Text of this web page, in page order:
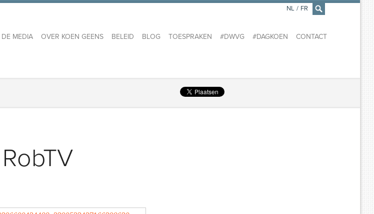
×
DE MEDIA OVER KOEN GEENS BELEID BLOG TOESPRAKEN #DWVG #DAGKOEN CONTACT
NL / FR
RobTV